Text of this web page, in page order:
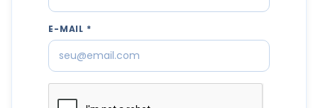
E-MAIL *